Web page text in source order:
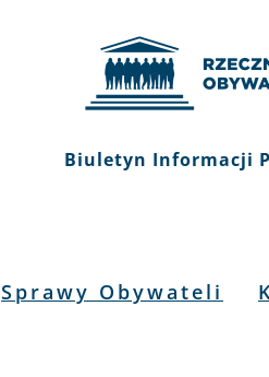
Biuletyn Informacji
Sprawy Obywateli